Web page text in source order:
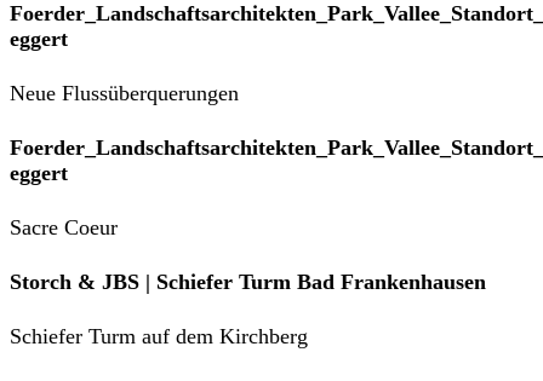
eggert
Neue Flussüberquerungen
eggert
Sacre Coeur
Storch & JBS | Schiefer Turm Bad Frankenhausen
Schiefer Turm auf dem Kirchberg